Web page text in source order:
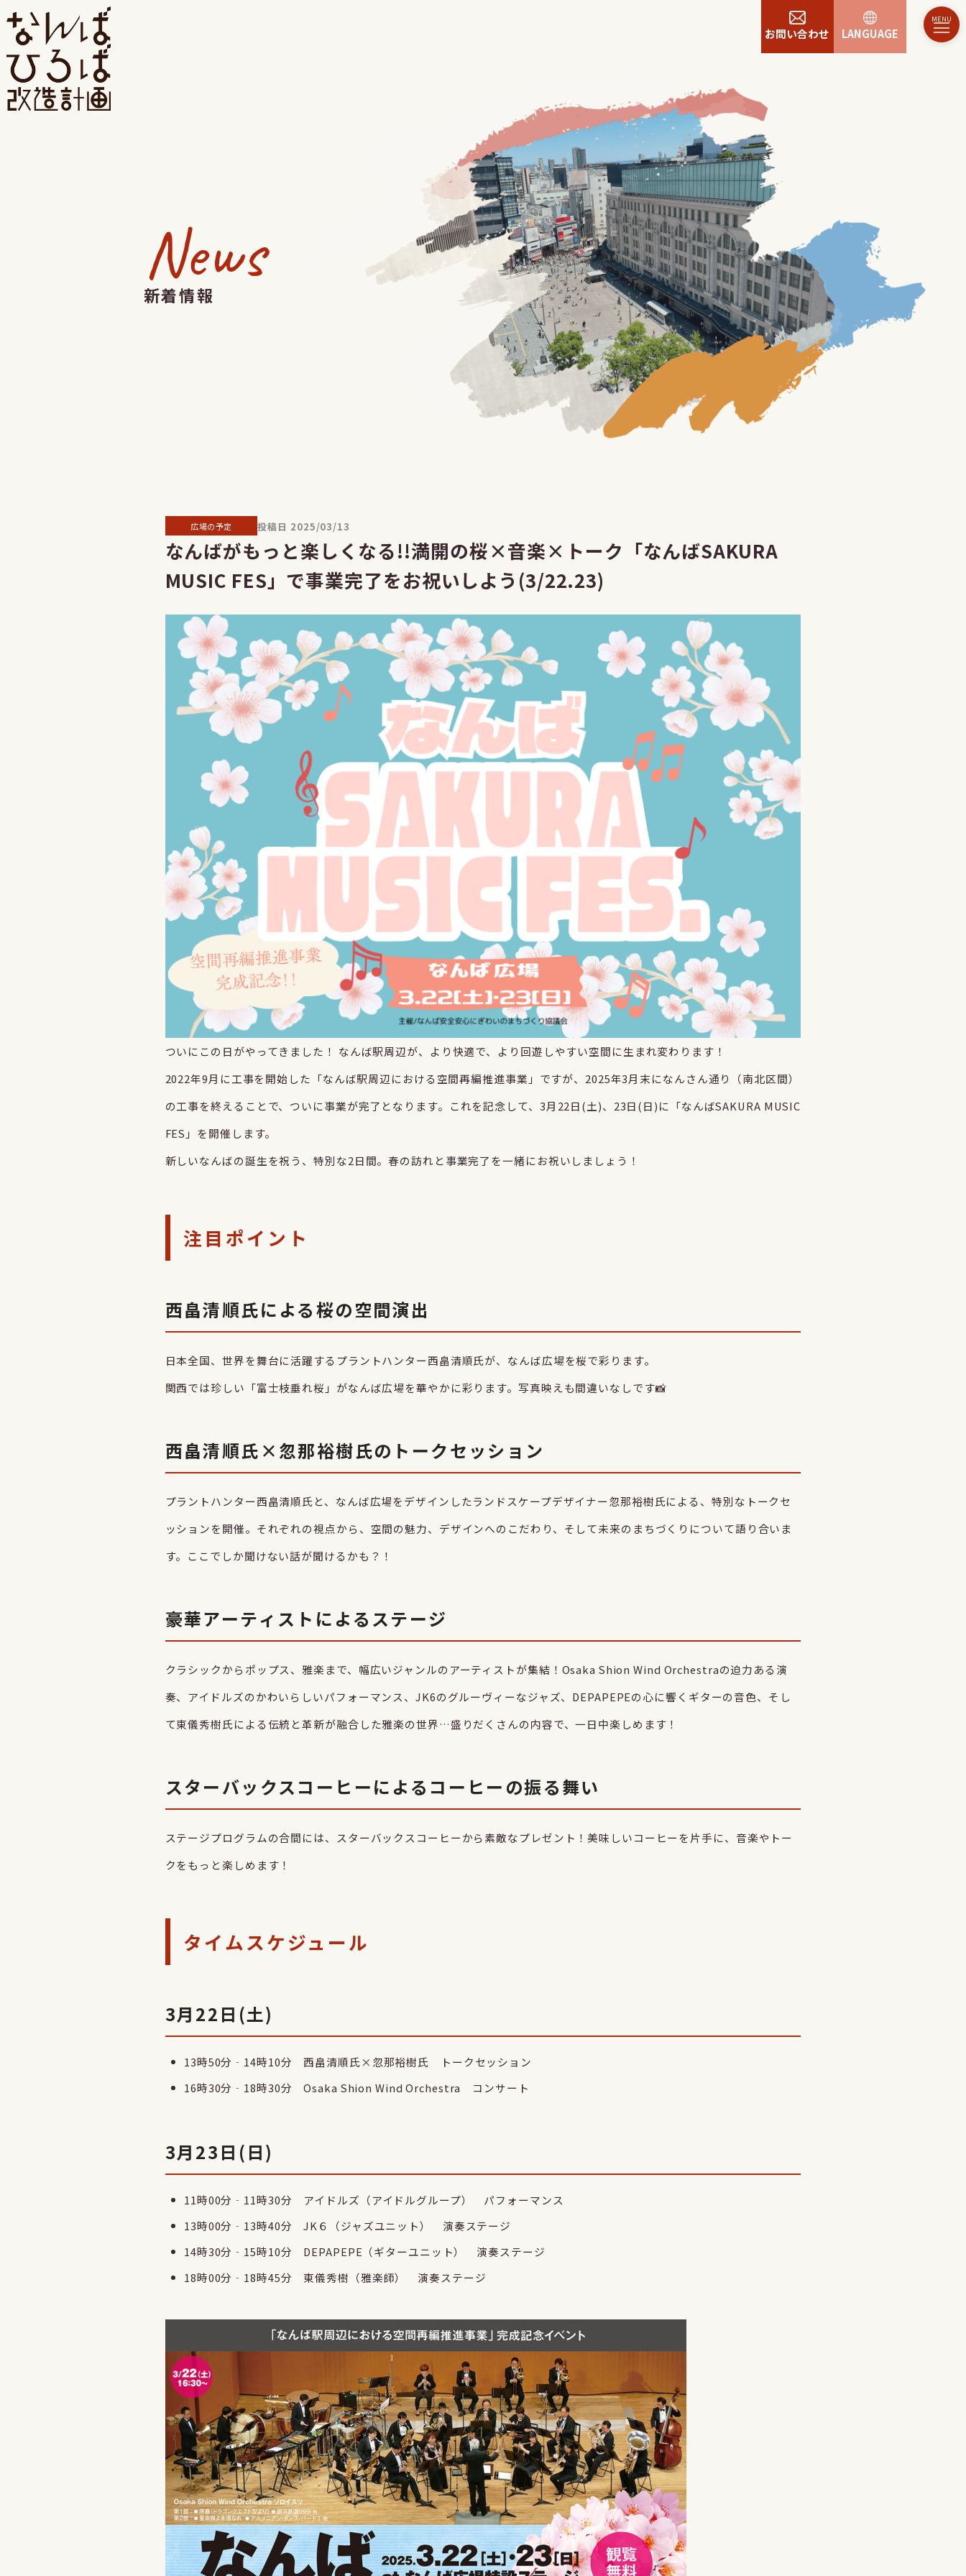
お問い合わせ LANGUAGE
News
新着情報
広場の予定 投稿日 2025/03/13
なんばがもっと楽しくなる!!満開の桜×音楽×トーク「なんばSAKURA
MUSIC FES」で事業完了をお祝いしよう(3/22.23)
ついにこの日がやってきました！ なんば駅周辺が、より快適で、より回遊しやすい空間に生まれ変わります！
2022年9月に工事を開始した「なんば駅周辺における空間再編推進事業」ですが、2025年3月末になんさん通り（南北区間）
の工事を終えることで、ついに事業が完了となります。これを記念して、3月22日(土)、23日(日)に「なんばSAKURA MUSIC
FES」を開催します。
新しいなんばの誕生を祝う、特別な2日間。春の訪れと事業完了を一緒にお祝いしましょう！
注目ポイント
西畠清順氏による桜の空間演出
日本全国、世界を舞台に活躍するプラントハンター西畠清順氏が、なんば広場を桜で彩ります。
関西では珍しい「富士枝垂れ桜」がなんば広場を華やかに彩ります。写真映えも間違いなしです📸
西畠清順氏×忽那裕樹氏のトークセッション
プラントハンター西畠清順氏と、なんば広場をデザインしたランドスケープデザイナー忽那裕樹氏による、特別なトークセ
ッションを開催。それぞれの視点から、空間の魅力、デザインへのこだわり、そして未来のまちづくりについて語り合いま
す。ここでしか聞けない話が聞けるかも？！
豪華アーティストによるステージ
クラシックからポップス、雅楽まで、幅広いジャンルのアーティストが集結！Osaka Shion Wind Orchestraの迫力ある演
奏、アイドルズのかわいらしいパフォーマンス、JK6のグルーヴィーなジャズ、DEPAPEPEの心に響くギターの音色、そし
て東儀秀樹氏による伝統と革新が融合した雅楽の世界…盛りだくさんの内容で、一日中楽しめます！
スターバックスコーヒーによるコーヒーの振る舞い
ステージプログラムの合間には、スターバックスコーヒーから素敵なプレゼント！美味しいコーヒーを片手に、音楽やトー
クをもっと楽しめます！
タイムスケジュール
3月22日(土)
13時50分‐14時10分 西畠清順氏×忽那裕樹氏 トークセッション
16時30分‐18時30分 Osaka Shion Wind Orchestra コンサート
3月23日(日)
11時00分‐11時30分 アイドルズ（アイドルグループ） パフォーマンス
13時00分‐13時40分 JK６（ジャズユニット） 演奏ステージ
14時30分‐15時10分 DEPAPEPE（ギターユニット） 演奏ステージ
18時00分‐18時45分 東儀秀樹（雅楽師） 演奏ステージ